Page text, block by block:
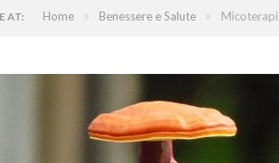
AT: Home » Benessere e Salute »